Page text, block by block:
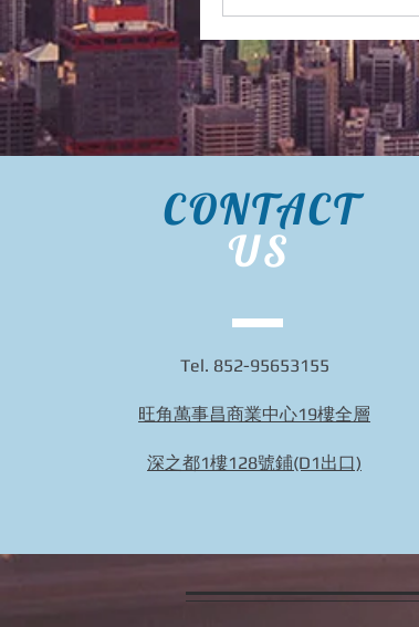
CONTACT
US
Tel. 852-95653155
旺角萬事昌商業中心19樓全層
深之都1樓128號鋪(D1出口)